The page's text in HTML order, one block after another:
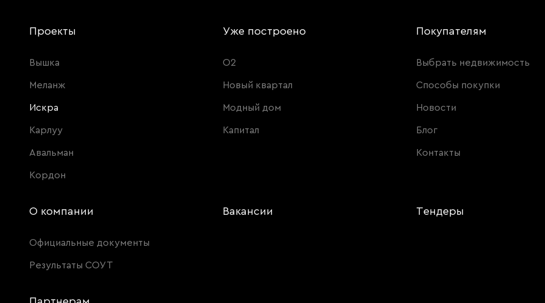
Проекты
Вышка
Меланж
Искра
Карлуу
Авальман
Кордон
Уже построено
О2
Новый квартал
Модный дом
Капитал
Покупателям
Выбрать недвижимость
Способы покупки
Новости
Блог
Контакты
О компании
Официальные документы
Результаты СОУТ
Вакансии Тендеры